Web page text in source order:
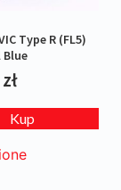
Type R (FL5)
Blue
zł
Kup